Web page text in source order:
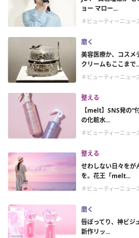
ョー マロー...
＃ビューティーニュー
磨く
美容医療か、コスメ
クリームもここまで
＃ビューティーニュー
整える
【melt】SNS発の
の化粧水...
＃ビューティーニュー
整える
せわしない日々をが
を。花王「melt...
＃ビューティーニュー
磨く
唇ぽってり、神ビ
新作リッ...